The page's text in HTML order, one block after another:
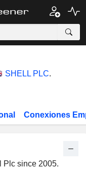
SHELL PLC.
Conexiones
Plc since 2005.